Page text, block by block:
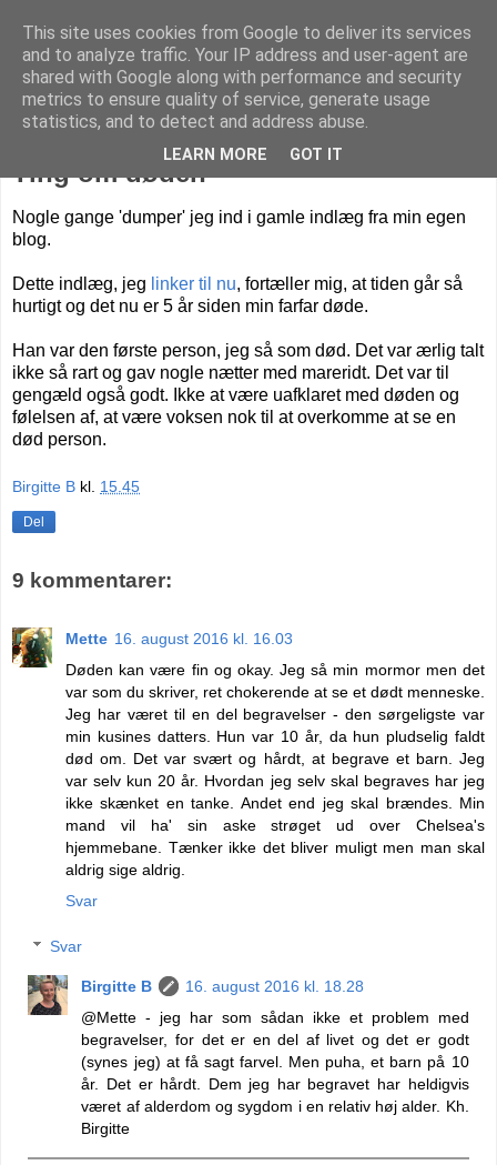
Livet på Vestegnen
Ting om døden
Nogle gange 'dumper' jeg ind i gamle indlæg fra min egen
blog.
Dette indlæg, jeg linker til nu, fortæller mig, at tiden går så
hurtigt og det nu er 5 år siden min farfar døde.
Han var den første person, jeg så som død. Det var ærlig talt
ikke så rart og gav nogle nætter med mareridt. Det var til
gengæld også godt. Ikke at være uafklaret med døden og
følelsen af, at være voksen nok til at overkomme at se en
død person.
Birgitte B kl. 15.45
Del
9 kommentarer:
Mette 16. august 2016 kl. 16.03
Døden kan være fin og okay. Jeg så min mormor men det
var som du skriver, ret chokerende at se et dødt menneske.
Jeg har været til en del begravelser - den sørgeligste var
min kusines datters. Hun var 10 år, da hun pludselig faldt
død om. Det var svært og hårdt, at begrave et barn. Jeg
var selv kun 20 år. Hvordan jeg selv skal begraves har jeg
ikke skænket en tanke. Andet end jeg skal brændes. Min
mand vil ha' sin aske strøget ud over Chelsea's
hjemmebane. Tænker ikke det bliver muligt men man skal
aldrig sige aldrig.
Svar
Svar
Birgitte B
16. august 2016 kl. 18.28
@Mette - jeg har som sådan ikke et problem med
begravelser, for det er en del af livet og det er godt
(synes jeg) at få sagt farvel. Men puha, et barn på 10
år. Det er hårdt. Dem jeg har begravet har heldigvis
været af alderdom og sygdom i en relativ høj alder. Kh.
Birgitte
This site uses cookies from Google to deliver its services
and to analyze traffic. Your IP address and user-agent are
shared with Google along with performance and security
metrics to ensure quality of service, generate usage
statistics, and to detect and address abuse.
LEARN MORE GOT IT